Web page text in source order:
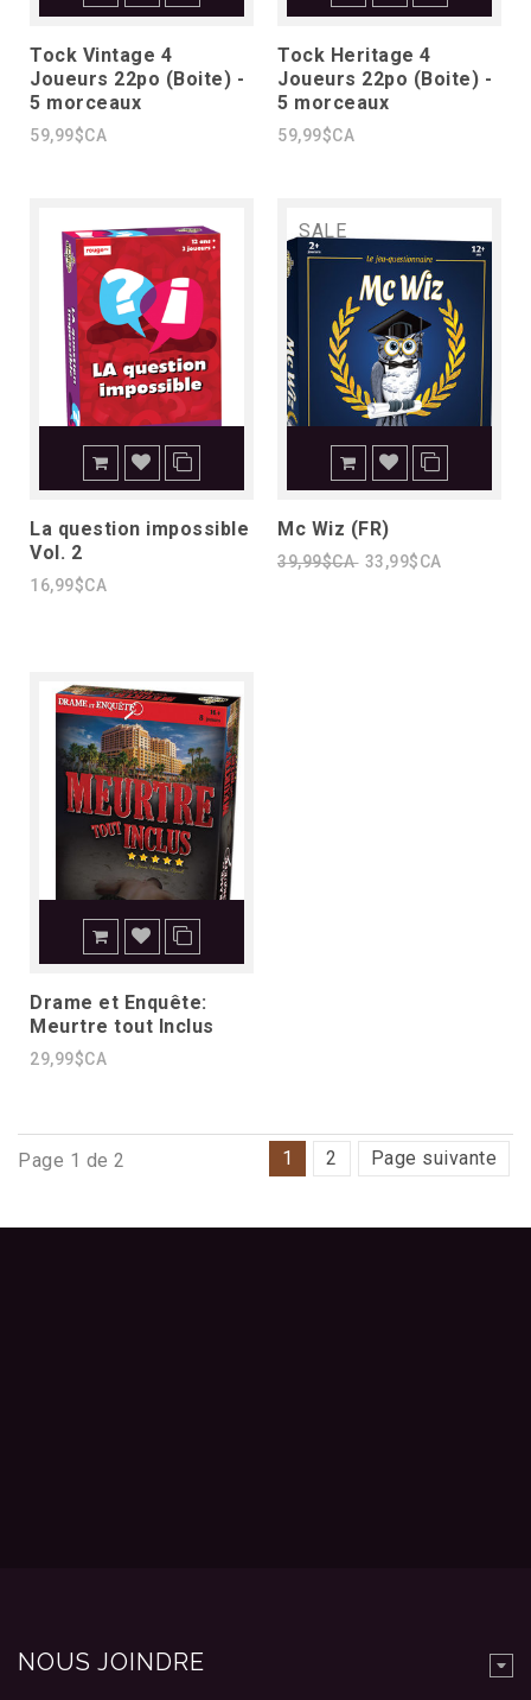
Tock Vintage 4
Joueurs 22po (Boite) -
5 morceaux
59,99$CA
Tock Heritage 4
Joueurs 22po (Boite) -
5 morceaux
59,99$CA
La question impossible
Vol. 2
16,99$CA
SALE
Mc Wiz (FR)
39,99$CA 33,99$CA
Drame et Enquête:
Meurtre tout Inclus
29,99$CA
Page 1 de 2 1 2 Page suivante
NOUS JOINDRE